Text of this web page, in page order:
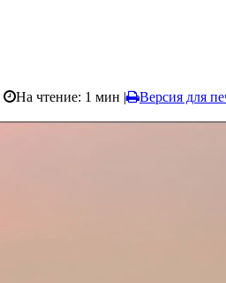
На чтение: 1 мин |
Версия для